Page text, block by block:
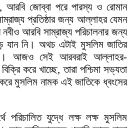
আরবি জোব্বা পরে পারস্য ও রোমান
প্রতিষ্ঠার জন্য আল্লাহর যেমন
নবীও আরবি সাম্রাজ্য পরিচালনার জন্য
যান নি। অথচ এটাই মুসলিম জাতির
আজও সেই আরবরাই আল্লাহর-
করে খাচ্ছে, তারা পশ্চিমা সভ্যতা
মুসলিম নামক এই জাতিকে ধ্বংসের
পরিচালিত যুদ্ধে লক্ষ লক্ষ মুসলিম